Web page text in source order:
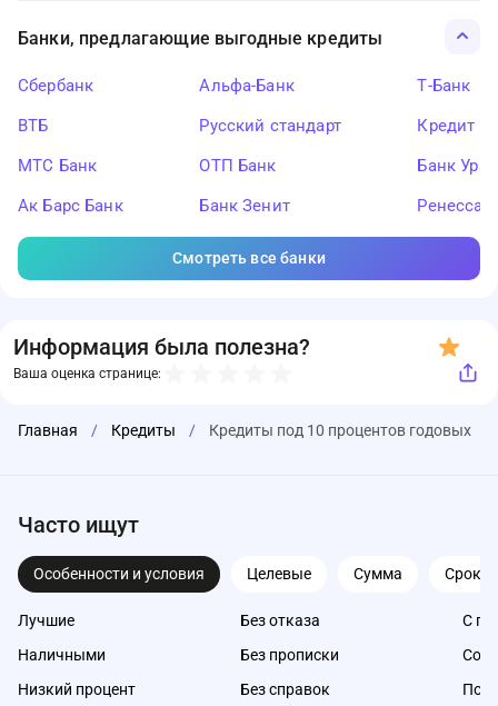
Банки, предлагающие выгодные кредиты
Сбербанк
ВТБ
МТС Банк
Ак Барс Банк
Альфа-Банк
Русский стандарт
ОТП Банк
Банк Зенит
Т-Банк
Кредит
Банк
Смотреть все банки
Информация была полезна?
Ваша оценка странице:
Главная / Кредиты / Кредиты под 10 процентов годовых
Часто ищут
Особенности и условия Целевые Сумма Срок
Лучшие
Наличными
Низкий процент
Без отказа
Без прописки
Без справок
С
Со
Под